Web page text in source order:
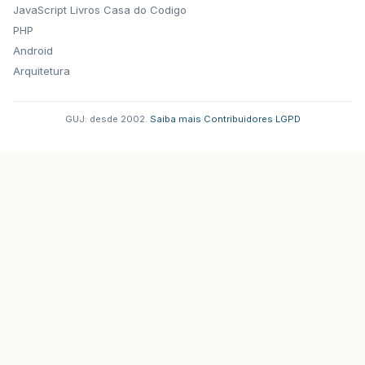
JavaScript
PHP
Android
Arquitetura
Livros Casa do Codigo
GUJ: desde 2002. Saiba mais Contribuidores LGPD